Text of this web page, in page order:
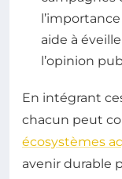
aide à
l’opinion
En intégrant
chacun peut
écosystèmes
avenir durable